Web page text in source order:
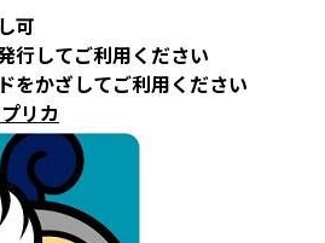
可
行してご利用ください
をかざしてご利用ください
リカ